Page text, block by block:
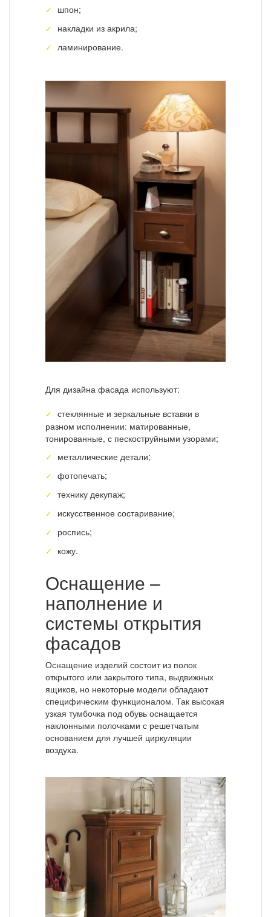
шпон;
накладки из акрила;
ламинирование.
Для дизайна фасада используют:
стеклянные и зеркальные вставки в
разном исполнении: матированные,
тонированные, с пескоструйными узорами;
металлические детали;
фотопечать;
технику декупаж;
искусственное состаривание;
роспись;
кожу.
Оснащение –
наполнение и
системы открытия
фасадов
Оснащение изделий состоит из полок
открытого или закрытого типа, выдвижных
ящиков, но некоторые модели обладают
специфическим функционалом. Так высокая
узкая тумбочка под обувь оснащается
наклонными полочками с решетчатым
основанием для лучшей циркуляции
воздуха.